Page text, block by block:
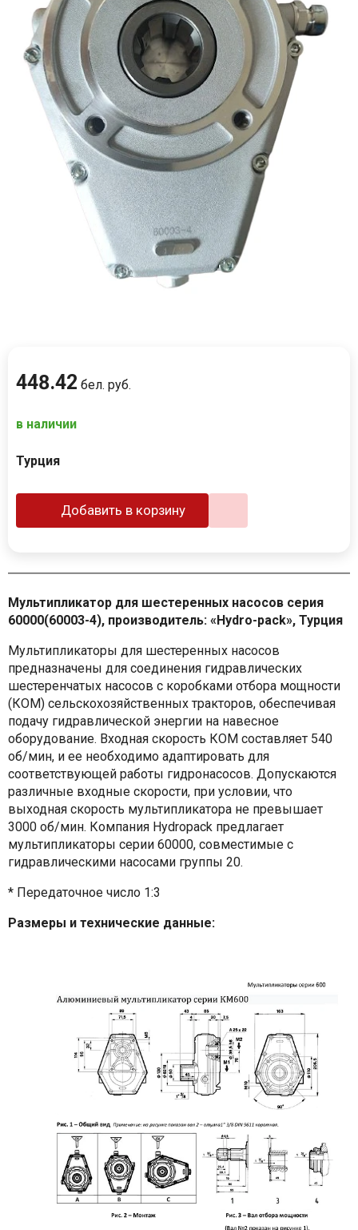
448.42 бел. руб.
в наличии
Турция
Добавить в корзину
Мультипликатор для шестеренных насосов cерия
60000(60003-4), производитель: «Hydro-pack», Турция
Мультипликаторы для шестеренных насосов
предназначены для соединения гидравлических
шестеренчатых насосов с коробками отбора мощности
(КОМ) сельскохозяйственных тракторов, обеспечивая
подачу гидравлической энергии на навесное
оборудование. Входная скорость КОМ составляет 540
об/мин, и ее необходимо адаптировать для
соответствующей работы гидронасосов. Допускаются
различные входные скорости, при условии, что
выходная скорость мультипликатора не превышает
3000 об/мин. Компания Hydropack предлагает
мультипликаторы серии 60000, совместимые с
гидравлическими насосами группы 20.
* Передаточное число 1:3
Размеры и технические данные: